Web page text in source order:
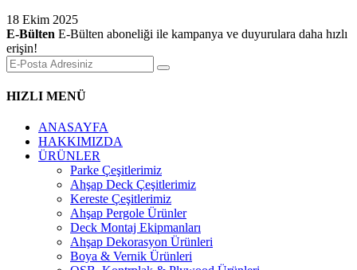
18 Ekim 2025
E-Bülten E-Bülten aboneliği ile kampanya ve duyurulara daha hızlı
erişin!
HIZLI MENÜ
ANASAYFA
HAKKIMIZDA
ÜRÜNLER
Parke Çeşitlerimiz
Ahşap Deck Çeşitlerimiz
Kereste Çeşitlerimiz
Ahşap Pergole Ürünler
Deck Montaj Ekipmanları
Ahşap Dekorasyon Ürünleri
Boya & Vernik Ürünleri